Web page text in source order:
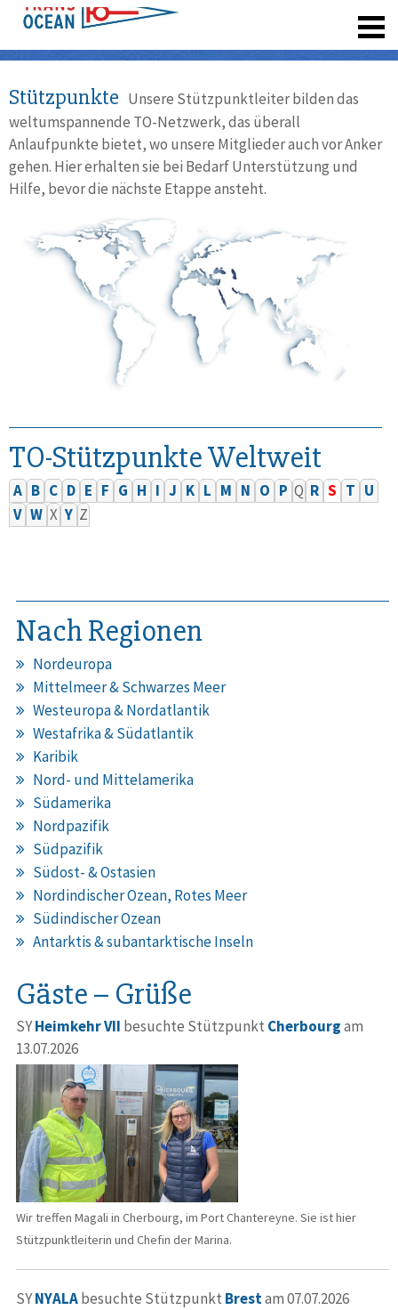
Stützpunkte Unsere Stützpunktleiter bilden das
weltumspannende TO-Netzwerk, das überall
Anlaufpunkte bietet, wo unsere Mitglieder auch vor Anker
gehen. Hier erhalten sie bei Bedarf Unterstützung und
Hilfe, bevor die nächste Etappe ansteht.
TO-Stützpunkte Weltweit
A B C D E F G H I J K L M N O P Q R S T U
V W X Y Z
Nach Regionen
Nordeuropa
Mittelmeer & Schwarzes Meer
Westeuropa & Nordatlantik
Westafrika & Südatlantik
Karibik
Nord- und Mittelamerika
Südamerika
Nordpazifik
Südpazifik
Südost- & Ostasien
Nordindischer Ozean, Rotes Meer
Südindischer Ozean
Antarktis & subantarktische Inseln
Gäste – Grüße
SYHeimkehr VII besuchte Stützpunkt Cherbourgam
13.07.2026
Wir treffen Magali in Cherbourg, im Port Chantereyne. Sie ist hier
Stützpunktleiterin und Chefin der Marina.
SYNYALAbesuchte Stützpunkt Brestam 07.07.2026